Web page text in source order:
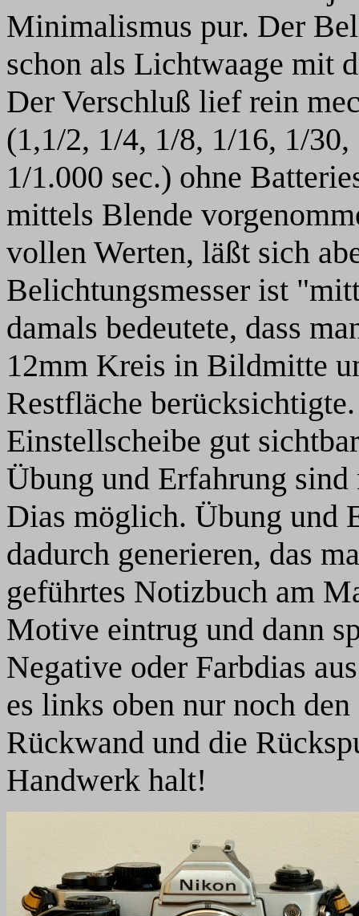
Minimalismus pur. Der
schon als Lichtwaage mit
Der Verschluß lief rein
(1,1/2, 1/4, 1/8, 1/16, 1/
1/1.000 sec.) ohne
mittels Blende
vollen Werten, läßt sich
Belichtungsmesser ist
damals bedeutete, dass
12mm Kreis in Bildmitte
Restfläche
Einstellscheibe gut
Übung und Erfahrung
Dias möglich. Übung und
dadurch generieren, das
geführtes Notizbuch am
Motive eintrug und dann
Negative oder Farbdias
es links oben nur noch
Rückwand und die
Handwerk halt!